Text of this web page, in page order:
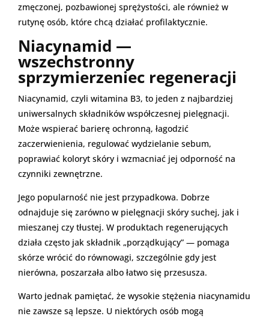
zmęczonej, pozbawionej sprężystości, ale również w
rutynę osób, które chcą działać profilaktycznie.
Niacynamid —
wszechstronny
sprzymierzeniec regeneracji
Niacynamid, czyli witamina B3, to jeden z najbardziej
uniwersalnych składników współczesnej pielęgnacji.
Może wspierać barierę ochronną, łagodzić
zaczerwienienia, regulować wydzielanie sebum,
poprawiać koloryt skóry i wzmacniać jej odporność na
czynniki zewnętrzne.
Jego popularność nie jest przypadkowa. Dobrze
odnajduje się zarówno w pielęgnacji skóry suchej, jak i
mieszanej czy tłustej. W produktach regenerujących
działa często jak składnik „porządkujący” — pomaga
skórze wrócić do równowagi, szczególnie gdy jest
nierówna, poszarzała albo łatwo się przesusza.
Warto jednak pamiętać, że wysokie stężenia niacynamidu
nie zawsze są lepsze. U niektórych osób mogą